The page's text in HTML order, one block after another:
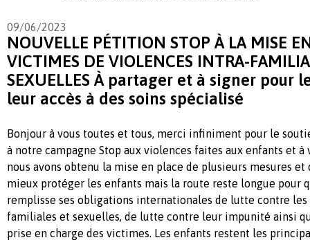
09/06/2023
NOUVELLE PÉTITION STOP À LA MISE
VICTIMES DE VIOLENCES INTRA-
SEXUELLES À partager et à signer pour
leur accès à des soins spécialisé
Bonjour à vous toutes et tous, merci infiniment pour le
à notre campagne Stop aux violences faites aux enfants et à
nous avons obtenu la mise en place de plusieurs mesures
mieux protéger les enfants mais la route reste longue pour
remplisse ses obligations internationales de lutte contre
familiales et sexuelles, de lutte contre leur impunité ainsi
prise en charge des victimes. Les enfants restent les